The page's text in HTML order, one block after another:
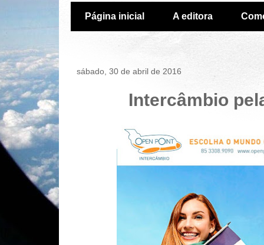
Página inicial A editora
sábado, 30 de abril de 2016
Intercâmbio